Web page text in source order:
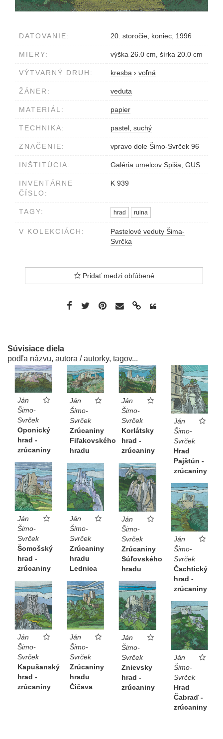
DATOVANIE: 20. storočie, koniec, 1996
MIERY: výška 26.0 cm, šírka 20.0 cm
VÝTVARNÝ DRUH: kresba › voľná
ŽÁNER: veduta
MATERIÁL: papier
TECHNIKA: pastel, suchý
ZNAČENIE: vpravo dole Šimo-Svrček 96
INŠTITÚCIA: Galéria umelcov Spiša, GUS
INVENTÁRNE
ČÍSLO:
K 939
TAGY: hrad ruina
V KOLEKCIÁCH:
Pastelové veduty Šima-
Svrčka
Pridať medzi obľúbené
Súvisiace diela
podľa názvu, autora / autorky, tagov...
Ján
Šimo-
Svrček
Oponický
hrad -
zrúcaniny
Ján
Šimo-
Svrček
Zrúcaniny
Fiľakovského
hradu
Ján
Šimo-
Svrček
Korlátsky
hrad -
zrúcaniny
Ján
Šimo-
Svrček
Hrad
Pajštún -
zrúcaniny
Ján
Šimo-
Svrček
Šomošský
hrad -
zrúcaniny
Ján
Šimo-
Svrček
Zrúcaniny
Súľovského
hradu
Ján
Šimo-
Svrček
Zrúcaniny
hradu
Lednica
Ján
Šimo-
Svrček
Čachtický
hrad -
zrúcaniny
Ján
Šimo-
Svrček
Kapušanský
hrad -
zrúcaniny
Ján
Šimo-
Svrček
Zrúcaniny
hradu
Čičava
Ján
Šimo-
Svrček
Znievsky
hrad -
zrúcaniny
Ján
Šimo-
Svrček
Hrad
Čabraď -
zrúcaniny